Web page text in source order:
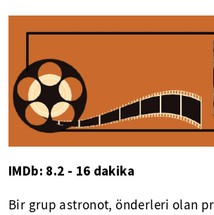
IMDb: 8.2 - 16 dakika
Bir grup astronot, önderleri olan